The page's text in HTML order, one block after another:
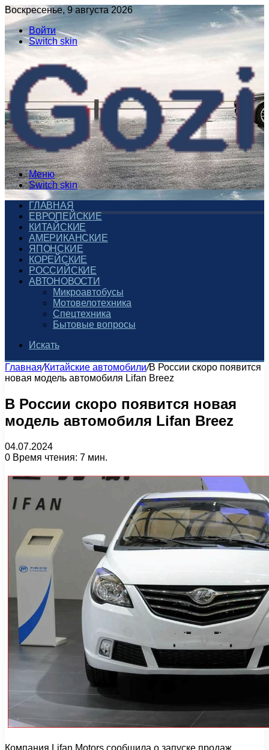
Воскресенье, 9 августа 2026
Войти
Switch skin
Меню
Switch skin
ГЛАВНАЯ
ЕВРОПЕЙСКИЕ
КИТАЙСКИЕ
АМЕРИКАНСКИЕ
ЯПОНСКИЕ
КОРЕЙСКИЕ
РОССИЙСКИЕ
АВТОНОВОСТИ
Микроавтобусы
Мотовелотехника
Спецтехника
Бытовые вопросы
Искать
Главная/Китайские автомобили/В России скоро появится
новая модель автомобиля Lifan Breez
В России скоро появится новая
модель автомобиля Lifan Breez
04.07.2024
0 Время чтения: 7 мин.
Компания Lifan Motors сообщила о запуске продаж